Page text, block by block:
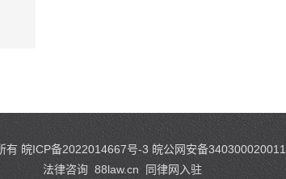
有 皖ICP备2022014667号-3 皖公网安备
法律咨询 88law.cn 同律网入驻